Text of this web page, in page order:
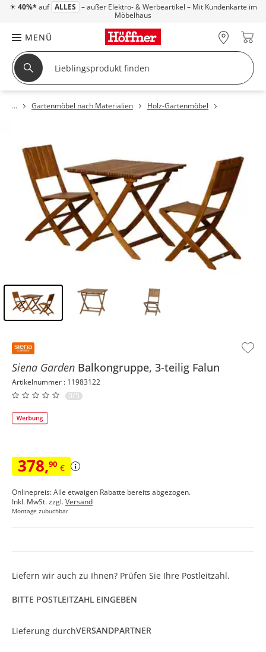
☀ 40%* auf ALLES – außer Elektro- & Werbeartikel – Mit Kundenkarte im
Möbelhaus
MENÜ
Gartenmöbel nach Materialien Holz-Gartenmöbel
Siena Garden Balkongruppe, 3-teilig Falun
Artikelnummer : 11983122
0/5
378,90 €
Onlinepreis: Alle etwaigen Rabatte bereits abgezogen.
Inkl. MwSt. zzgl.Versand
Montage zubuchbar
Liefern wir auch zu Ihnen? Prüfen Sie Ihre Postleitzahl.
BITTE POSTLEITZAHL EINGEBEN
Lieferung durchVERSANDPARTNER